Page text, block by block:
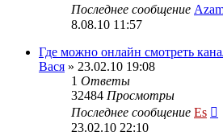
Последнее сообщение
8.08.10 11:57
Где можно онлайн смотреть
Вася » 23.02.10 19:08
1 Ответы
32484 Просмотры
Последнее сообщение Es
23.02.10 22:10